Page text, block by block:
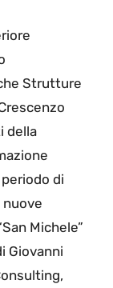
Strutture
della
di
nuove
Michele”
Giovanni